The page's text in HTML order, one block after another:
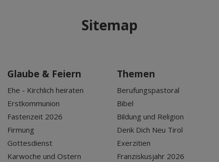
Sitemap
Glaube & Feiern
Ehe - Kirchlich heiraten
Erstkommunion
Fastenzeit 2026
Firmung
Gottesdienst
Karwoche und Ostern
Themen
Berufungspastoral
Bibel
Bildung und Religion
Denk Dich Neu Tirol
Exerzitien
Franziskusjahr 2026